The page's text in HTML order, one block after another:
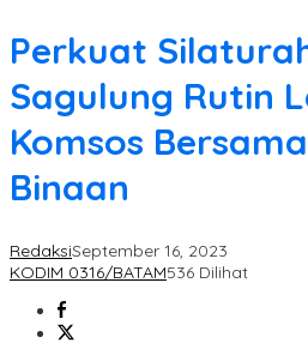
Perkuat
Sagulung Rutin
Komsos
Binaan
RedaksiSeptember 16, 2023
KODIM 0316/BATAM536 Dilihat